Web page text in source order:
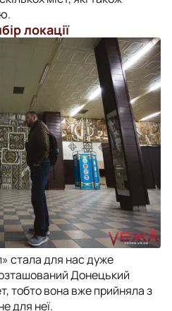
локації
стала для нас дуже
Донецький
тобто вона вже прийняла з
для неї.